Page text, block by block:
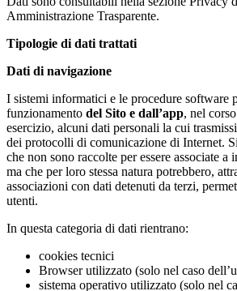
Amministrazione Trasparente.
Tipologie di dati trattati
Dati di navigazione
I sistemi informatici e le procedure software
funzionamento del Sito e dall’app, nel
esercizio, alcuni dati personali la cui
dei protocolli di comunicazione di Internet.
che non sono raccolte per essere associate a
ma che per loro stessa natura potrebbero,
associazioni con dati detenuti da terzi,
utenti.
In questa categoria di dati rientrano:
cookies tecnici
Browser utilizzato (solo nel caso
sistema operativo utilizzato (solo nel